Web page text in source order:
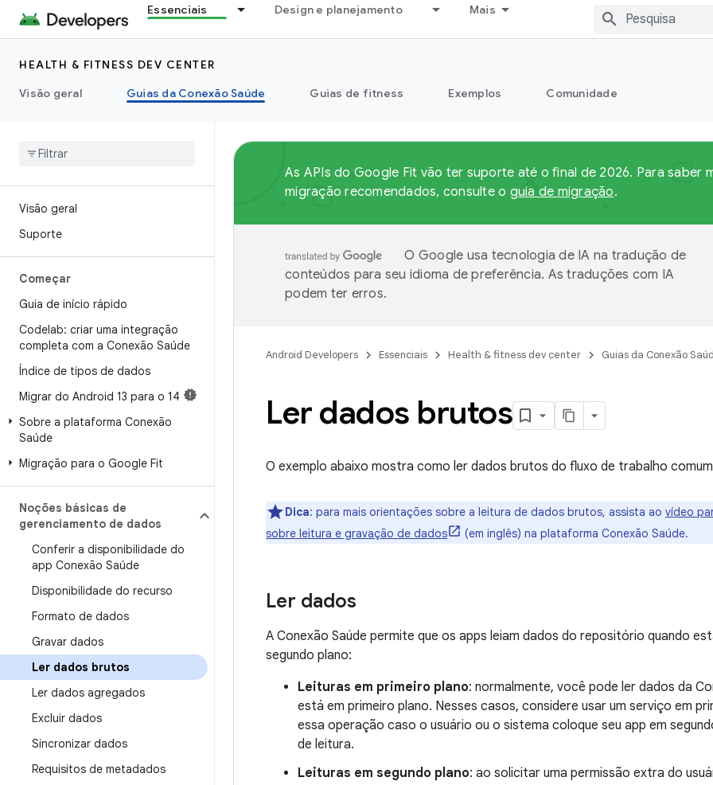
Essenciais Design e planejamento Mais
HEALTH & FITNESS DEV CENTER
Visão geral
Guias da Conexão Saúde Guias de fitness Exemplos Comunidade
Visão geral
Suporte
Começar
Guia de início rápido
Codelab: criar uma integração
completa com a Conexão Saúde
Índice de tipos de dados
Migrar do Android 13 para o 14
Sobre a plataforma Conexão
Saúde
Migração para o Google Fit
Noções básicas de
gerenciamento de dados
Conferir a disponibilidade do
app Conexão Saúde
Disponibilidade do recurso
Formato de dados
Gravar dados
Ler dados brutos
Ler dados agregados
Excluir dados
Sincronizar dados
Requisitos de metadados
As APIs do Google Fit vão ter suporte até o final de 2026. Para saber
migração recomendados, consulte o guia de migração.
O Google usa tecnologia de IA na tradução de
conteúdos para seu idioma de preferência. As traduções com IA
podem ter erros.
Android Developers Essenciais Health & fitness dev center Guias da Conexão
Ler dados brutos
O exemplo abaixo mostra como ler dados brutos do fluxo de trabalho
Dica: para mais orientações sobre a leitura de dados brutos, assista ao vídeo
sobre leitura e gravação de dados
(em inglês) na plataforma Conexão Saúde.
Ler dados
A Conexão Saúde permite que os apps leiam dados do repositório quando
segundo plano:
Leituras em primeiro plano: normalmente, você pode ler dados da
está em primeiro plano. Nesses casos, considere usar um serviço em
essa operação caso o usuário ou o sistema coloque seu app em
de leitura.
Leituras em segundo plano: ao solicitar uma permissão extra do